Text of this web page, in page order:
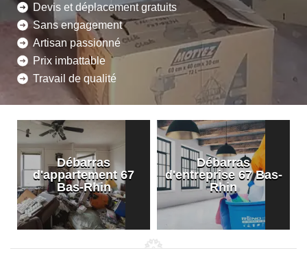
Devis et déplacement gratuits
Sans engagement
Artisan passionné
Prix imbattable
Travail de qualité
Débarras
d'appartement 67
Bas-Rhin
Débarras
d'entreprise 67 Bas-
Rhin